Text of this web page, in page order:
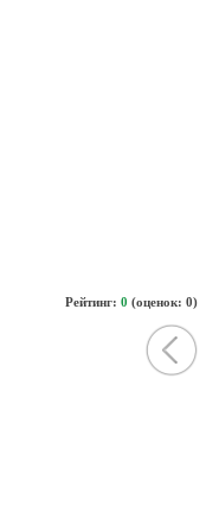
Рейтинг: 0 (оценок: 0)